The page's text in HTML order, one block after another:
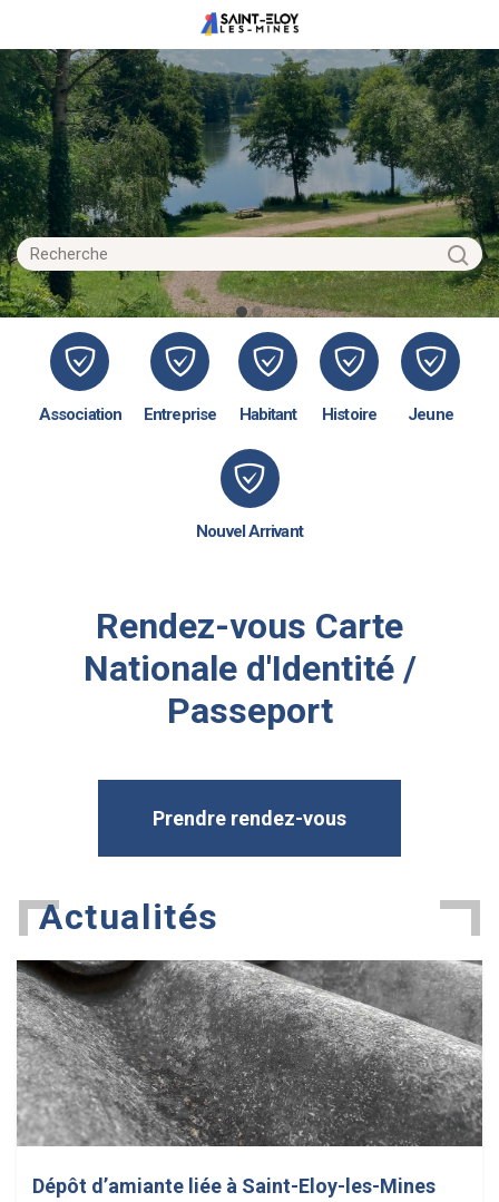
Association Entreprise Habitant Histoire Jeune
Nouvel Arrivant
Rendez-vous Carte
Nationale d'Identité /
Passeport
Prendre rendez-vous
Actualités
Dépôt d’amiante liée à Saint-Eloy-les-Mines